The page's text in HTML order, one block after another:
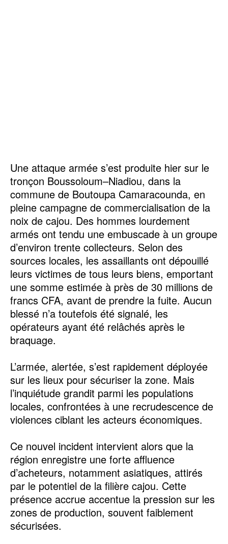
Une attaque armée s’est produite hier sur le
tronçon Boussoloum–Niadiou, dans la
commune de Boutoupa Camaracounda, en
pleine campagne de commercialisation de la
noix de cajou. Des hommes lourdement
armés ont tendu une embuscade à un groupe
d’environ trente collecteurs. Selon des
sources locales, les assaillants ont dépouillé
leurs victimes de tous leurs biens, emportant
une somme estimée à près de 30 millions de
francs CFA, avant de prendre la fuite. Aucun
blessé n’a toutefois été signalé, les
opérateurs ayant été relâchés après le
braquage.
L’armée, alertée, s’est rapidement déployée
sur les lieux pour sécuriser la zone. Mais
l’inquiétude grandit parmi les populations
locales, confrontées à une recrudescence de
violences ciblant les acteurs économiques.
Ce nouvel incident intervient alors que la
région enregistre une forte affluence
d’acheteurs, notamment asiatiques, attirés
par le potentiel de la filière cajou. Cette
présence accrue accentue la pression sur les
zones de production, souvent faiblement
sécurisées.